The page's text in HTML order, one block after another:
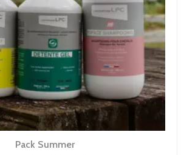
Pack Summer